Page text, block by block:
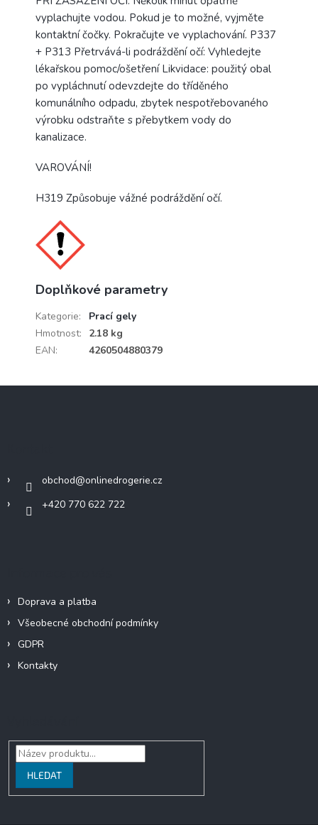
vyplachujte vodou. Pokud je to možné, vyjměte
kontaktní čočky. Pokračujte ve vyplachování. P337
+ P313 Přetrvává-li podráždění očí: Vyhledejte
lékařskou pomoc/ošetření Likvidace: použitý obal
po vypláchnutí odevzdejte do tříděného
komunálního odpadu, zbytek nespotřebovaného
výrobku odstraňte s přebytkem vody do
kanalizace.
VAROVÁNÍ!
H319 Způsobuje vážné podráždění očí.
Doplňkové parametry
Kategorie:
Prací gely
Hmotnost:
2.18 kg
EAN: 4260504880379
obchod@onlinedrogerie.cz
+420 770 622 722
Doprava a platba
Všeobecné obchodní podmínky
GDPR
Kontakty
HLEDAT